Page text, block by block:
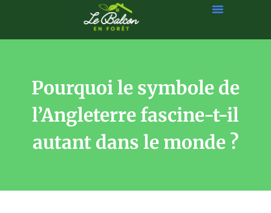
Pourquoi le symbole de
l’Angleterre fascine-t-il
autant dans le monde ?